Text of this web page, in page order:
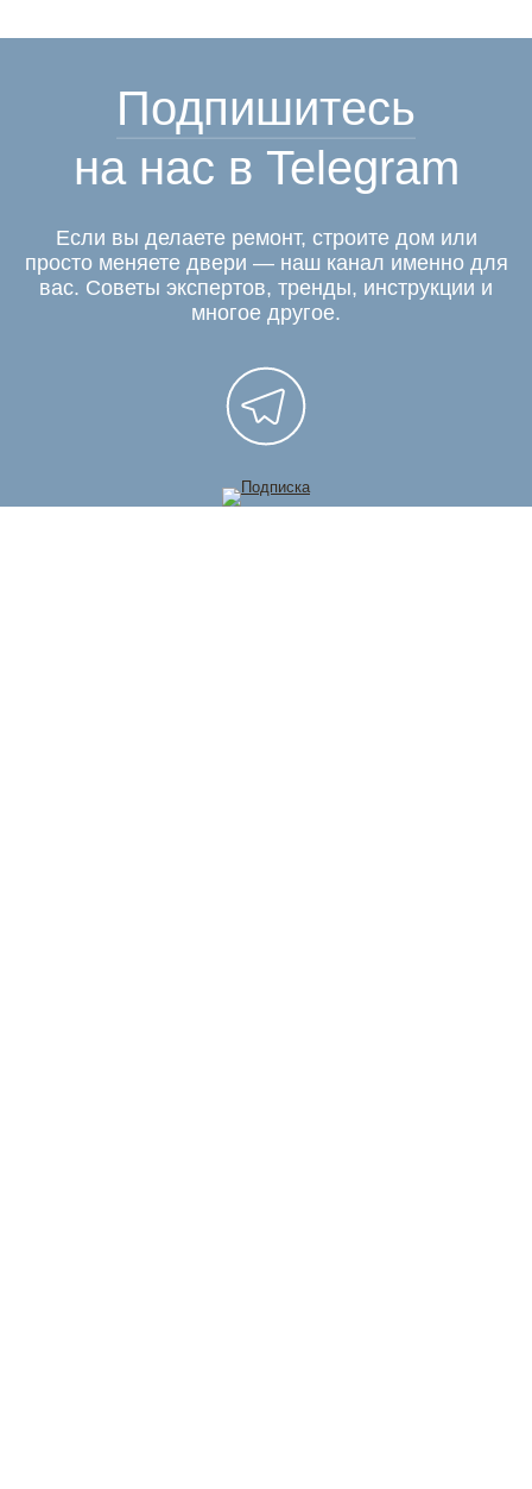
Подпишитесь
на нас в Telegram
Если вы делаете ремонт, строите дом или
просто меняете двери — наш канал именно для
вас. Советы экспертов, тренды, инструкции и
многое другое.